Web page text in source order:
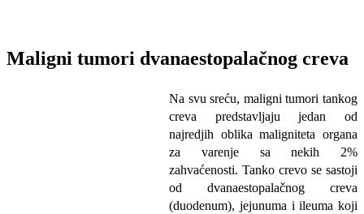
Maligni tumori dvanaestopalačnog creva
Na svu sreću, maligni tumori tankog
creva predstavljaju jedan od
najredjih oblika maligniteta organa
za varenje sa nekih 2%
zahvaćenosti. Tanko crevo se sastoji
od dvanaestopalačnog creva
(duodenum), jejunuma i ileuma koji